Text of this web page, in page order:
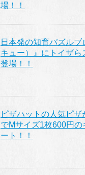
場！！
日本発の知育パズルブ
キュー）』にトイザら
登場！！
ピザハットの人気ピ
でMサイズ1枚600円の
ート！！